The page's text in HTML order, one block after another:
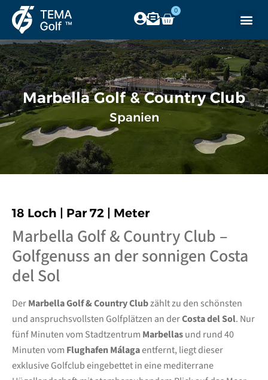
0
Marbella Golf & Country Club
Spanien
18 Loch | Par 72 | Meter
Marbella Golf & Country Club –
Golfgenuss an der sonnigen Costa
del Sol
DerMarbella Golf & Country Clubzählt zu den schönsten
und anspruchsvollsten Golfplätzen an derCosta del Sol. Nur
fünf Minuten vom Stadtzentrum Marbellasund rund 40
Minuten vom Flughafen Málagaentfernt, liegt dieser
exklusive Golfclub eingebettet in eine mediterrane